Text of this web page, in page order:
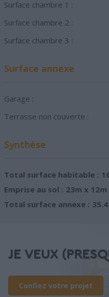
Surface chambre 1 :
Surface chambre 2 :
Surface chambre 3 :
Surface annexe
Garage :
Terrasse non couverte :
Synthèse
Total surface habitable :
Emprise au sol : 23m x 12m
Total surface annexe :
JE VEUX
Confiez votre projet